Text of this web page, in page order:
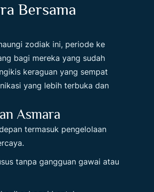
Bersama
zodiak ini, periode ke
bagi mereka yang sudah
keraguan yang sempat
yang lebih terbuka dan
Asmara
termasuk pengelolaan
tanpa gangguan gawai atau